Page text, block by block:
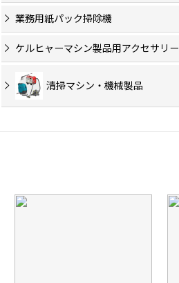
業務用紙パック掃除機
ケルヒャーマシン製品用アクセサリー
清掃マシン・機械製品